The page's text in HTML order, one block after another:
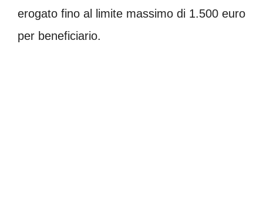
erogato fino al limite massimo di 1.500 euro
per beneficiario.